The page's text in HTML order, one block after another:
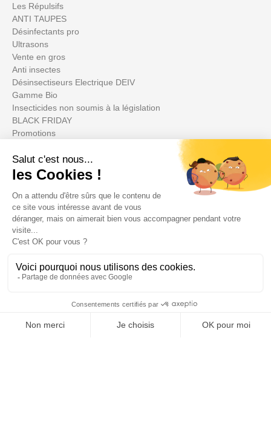
Les Répulsifs
ANTI TAUPES
Désinfectants pro
Ultrasons
Vente en gros
Anti insectes
Désinsectiseurs Electrique DEIV
Gamme Bio
Insecticides non soumis à la législation
BLACK FRIDAY
Promotions
Votre compte
Informations
